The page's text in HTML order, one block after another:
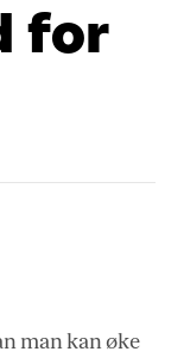
for
man kan øke